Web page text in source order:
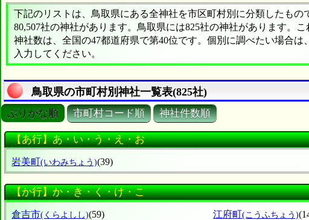
下記のリストは、鳥取県にある全神社を市区町村別に分類したもの
80,507社の神社があります。鳥取県には825社の神社があります。こ
神社数は、全国の47都道府県で第40位です。個別に調べたい場合
入力してください。
鳥取県の市町村別神社一覧表(825社)
ぶりがな順 市町村コード順 神社件数順
【あ行】あ・い・う・え・お
岩美町(いわみちょう)(39)
【か行】か・き・く・け・こ
倉吉市(くらよしし)(59) 江府町(こうふちょう)